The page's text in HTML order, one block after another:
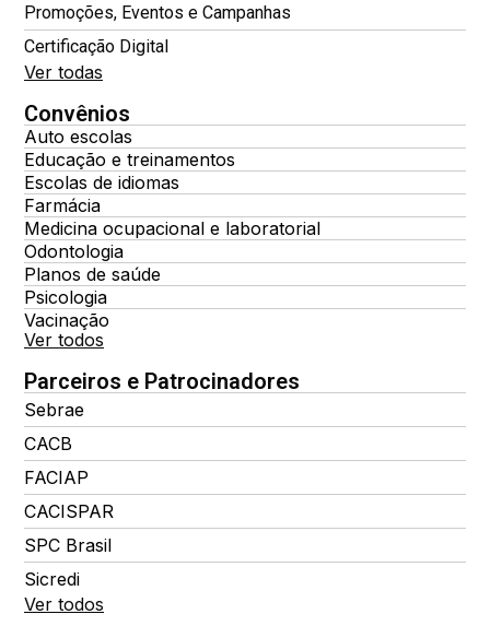
Promoções, Eventos e Campanhas
Certificação Digital
Ver todas
Convênios
Auto escolas
Educação e treinamentos
Escolas de idiomas
Farmácia
Medicina ocupacional e laboratorial
Odontologia
Planos de saúde
Psicologia
Vacinação
Ver todos
Parceiros e Patrocinadores
Sebrae
CACB
FACIAP
CACISPAR
SPC Brasil
Sicredi
Ver todos